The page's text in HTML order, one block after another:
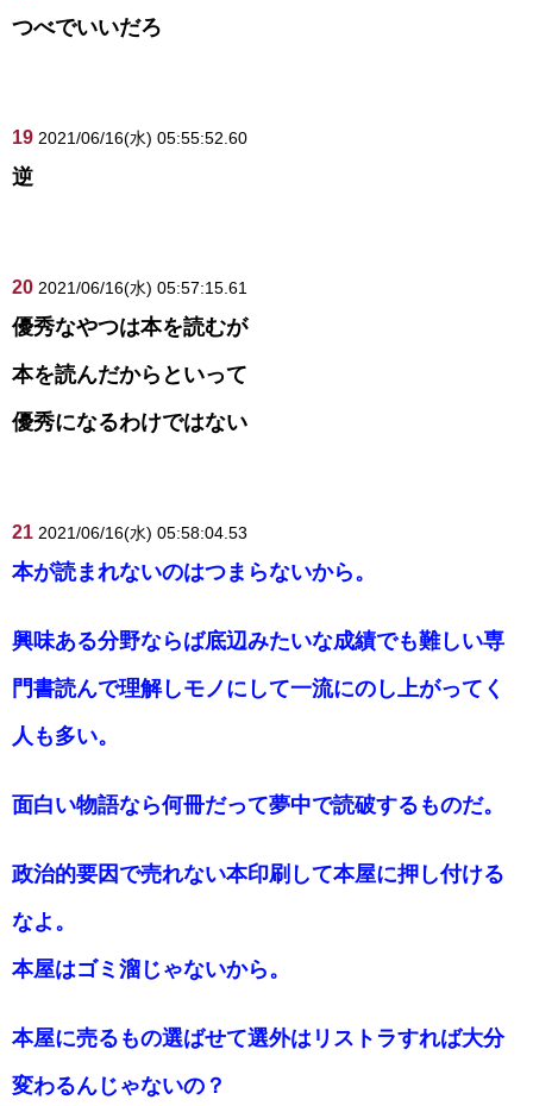
つべでいいだろ
19 2021/06/16(水) 05:55:52.60
逆
20 2021/06/16(水) 05:57:15.61
優秀なやつは本を読むが
本を読んだからといって
優秀になるわけではない
21 2021/06/16(水) 05:58:04.53
本が読まれないのはつまらないから。
興味ある分野ならば底辺みたいな成績でも難しい専
門書読んで理解しモノにして一流にのし上がってく
人も多い。
面白い物語なら何冊だって夢中で読破するものだ。
政治的要因で売れない本印刷して本屋に押し付ける
なよ。
本屋はゴミ溜じゃないから。
本屋に売るもの選ばせて選外はリストラすれば大分
変わるんじゃないの？